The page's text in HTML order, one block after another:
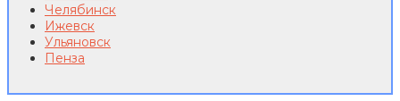
Челябинск
Ижевск
Ульяновск
Пенза